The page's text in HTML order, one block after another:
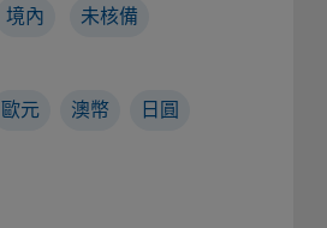
境內 未核備
歐元 澳幣 日圓